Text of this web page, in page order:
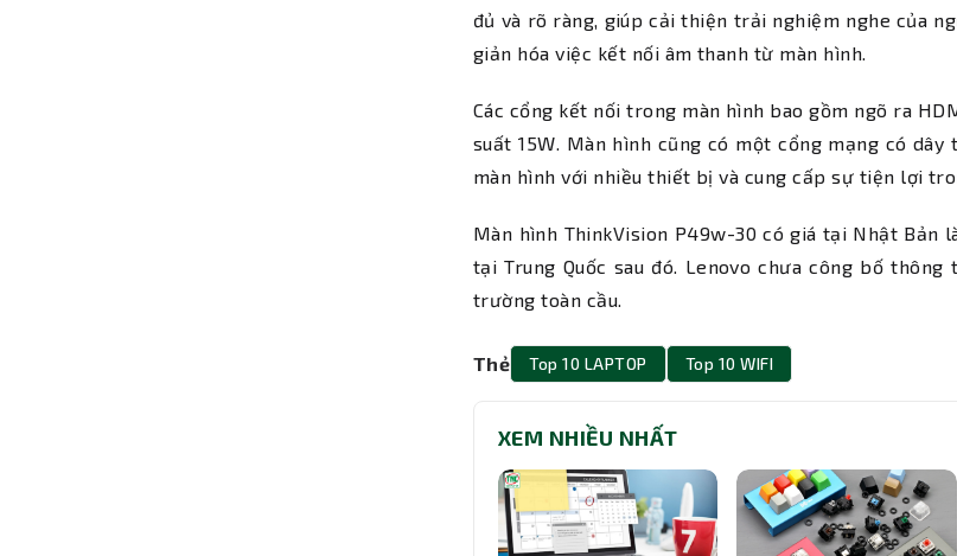
đủ và rõ ràng, giúp cải thiện trải nghiệm nghe của
giản hóa việc kết nối âm thanh từ màn hình.
Các cổng kết nối trong màn hình bao gồm ngõ ra
suất 15W. Màn hình cũng có một cổng mạng có
màn hình với nhiều thiết bị và cung cấp sự tiện lợi
Màn hình ThinkVision P49w-30 có giá tại Nhật Bản
tại Trung Quốc sau đó. Lenovo chưa công bố
trường toàn cầu.
Thẻ Top 10 LAPTOP Top 10 WIFI
XEM NHIỀU NHẤT